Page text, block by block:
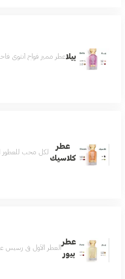
بيلاعطر مميز فواح أنثوي
عطر
كلاسيك
لكل محب للعطور
عطر
بيور
العطر الأول في رسيس